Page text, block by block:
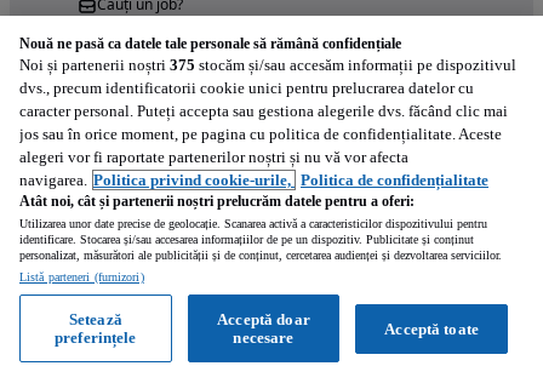
Cauți un job?
Încearcă acum aplicația Autovit.ro
Nouă ne pasă ca datele tale personale să rămână confidențiale
Noi și partenerii noștri 375 stocăm și/sau accesăm informații pe dispozitivul
dvs., precum identificatorii cookie unici pentru prelucrarea datelor cu
caracter personal. Puteți accepta sau gestiona alegerile dvs. făcând clic mai
jos sau în orice moment, pe pagina cu politica de confidențialitate. Aceste
alegeri vor fi raportate partenerilor noștri și nu vă vor afecta
navigarea. Politica privind cookie-urile, Politica de confidențialitate
Atât noi, cât și partenerii noștri prelucrăm datele pentru a oferi:
Utilizarea unor date precise de geolocație. Scanarea activă a caracteristicilor dispozitivului pentru
identificare. Stocarea și/sau accesarea informațiilor de pe un dispozitiv. Publicitate și conținut
personalizat, măsurători ale publicității și de conținut, cercetarea audienței și dezvoltarea serviciilor.
Listă parteneri (furnizori)
Acceptă toate
Acceptă doar
necesare
Setează
preferințele